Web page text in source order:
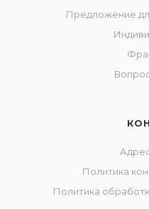
Предложение
Политика
Политика